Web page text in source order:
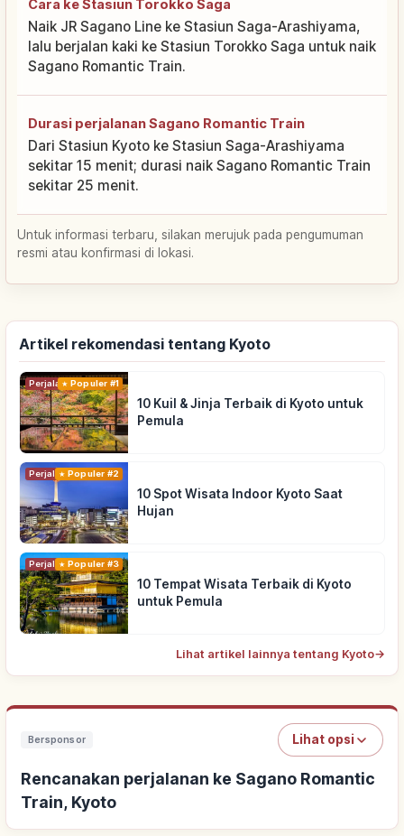
Cara ke Stasiun Torokko Saga
Naik JR Sagano Line ke Stasiun Saga-Arashiyama,
lalu berjalan kaki ke Stasiun Torokko Saga untuk naik
Sagano Romantic Train.
Durasi perjalanan Sagano Romantic Train
Dari Stasiun Kyoto ke Stasiun Saga-Arashiyama
sekitar 15 menit; durasi naik Sagano Romantic Train
sekitar 25 menit.
Untuk informasi terbaru, silakan merujuk pada pengumuman
resmi atau konfirmasi di lokasi.
Artikel rekomendasi tentang Kyoto
PerjalananPopuler #1
10 Kuil & Jinja Terbaik di Kyoto untuk
Pemula
PerjalananPopuler #2
10 Spot Wisata Indoor Kyoto Saat
Hujan
PerjalananPopuler #3
10 Tempat Wisata Terbaik di Kyoto
untuk Pemula
Lihat artikel lainnya tentang Kyoto→
Bersponsor Lihat opsi
Rencanakan perjalanan ke Sagano Romantic
Train, Kyoto